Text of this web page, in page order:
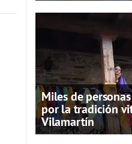
Miles de
por la tradición
Vilamartín